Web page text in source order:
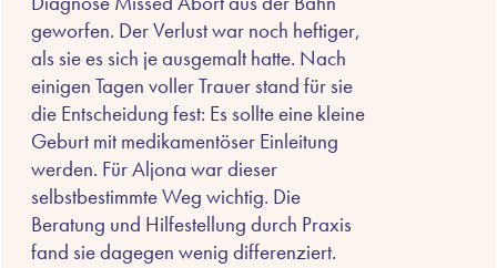
geworfen. Der Verlust war noch heftiger,
als sie es sich je ausgemalt hatte. Nach
einigen Tagen voller Trauer stand für sie
die Entscheidung fest: Es sollte eine kleine
Geburt mit medikamentöser Einleitung
werden. Für Aljona war dieser
selbstbestimmte Weg wichtig. Die
Beratung und Hilfestellung durch Praxis
fand sie dagegen wenig differenziert.